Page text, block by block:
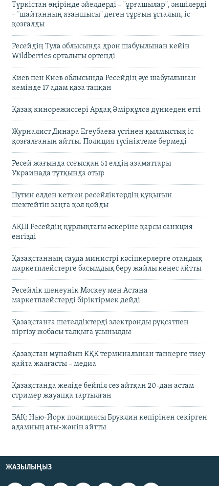
Түркістан өңірінде әйелдерді – "ұрғашылар", әншілерді
– "шайтанның азаншысы" деген тұрғын ұсталып, іс
қозғалды
Ресейдің Тула облысында дрон шабуылынан кейін
Wildberries орталығы өртенді
Киев пен Киев облысында Ресейдің әуе шабуылынан
кемінде 17 адам қаза тапқан
Қазақ кинорежиссері Ардақ Әмірқұлов дүниеден өтті
Журналист Динара Егеубаева үстінен қылмыстық іс
қозғалғанын айтты. Полиция түсініктеме бермеді
Ресей жағында соғысқан 51 елдің азаматтары
Украинада тұтқында отыр
Путин елден кеткен ресейліктердің құқығын
шектейтін заңға қол қойды
АҚШ Ресейдің құрлықтағы әскеріне қарсы санкция
енгізді
Қазақстанның сауда министрі кәсіпкерлерге отандық
маркетплейстерге басымдық беру жайлы кеңес айтты
Ресейлік шенеунік Мәскеу мен Астана
маркетплейстерді біріктірмек дейді
Қазақстанға шетелдіктерді электронды рұқсатпен
кіргізу жобасы талқыға ұсынылды
Қазақстан мұнайын КҚК терминалынан танкерге тиеу
қайта жалғасты – медиа
Қазақстанда желіде бейпіл сөз айтқан 20-дан астам
стример жауапқа тартылған
БАҚ: Нью-Йорк полициясы Бруклин көпірінен секірген
адамның аты-жөнін айтты
ЖАЗЫЛЫҢЫЗ